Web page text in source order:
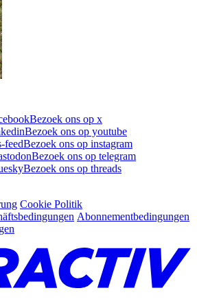
Bezoek ons op x
Bezoek ons op youtube
feedBezoek ons op instagram
Bezoek ons op telegram
Bezoek ons op threads
Cookie Politik
Abonnementbedingungen